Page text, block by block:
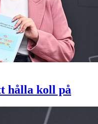
hålla koll på